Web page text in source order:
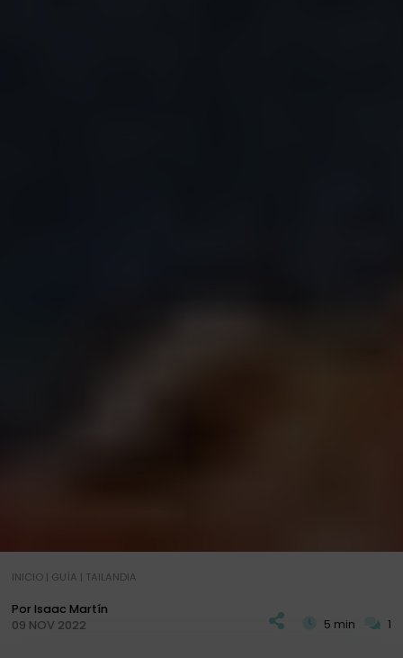
INICIO| GUÍA | TAILANDIA
Por Isaac Martín
09 NOV 2022
5 min 1